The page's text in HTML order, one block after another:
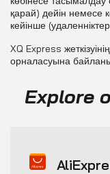
қарай) дейін немесе
кейінше
XQ Express
орналасуына
Explore